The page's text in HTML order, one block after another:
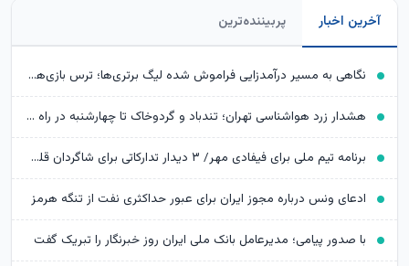
آخرین اخبار پربیننده‌ترین
نگاهی به مسیر درآمدزایی فراموش شده لیگ برتری‌ها؛ ترس بازی‌‎های تدارکاتی بزرگ ریخته شود
هشدار زرد هواشناسی تهران؛ تندباد و گردوخاک تا چهارشنبه در راه است
برنامه تیم ملی برای فیفادی مهر/ ۳ دیدار تدارکاتی برای شاگردان قلعه‌نویی
ادعای ونس درباره مجوز ایران برای عبور حداکثری نفت از تنگه هرمز
با صدور پیامی؛ مدیرعامل بانک ملی ایران روز خبرنگار را تبریک گفت